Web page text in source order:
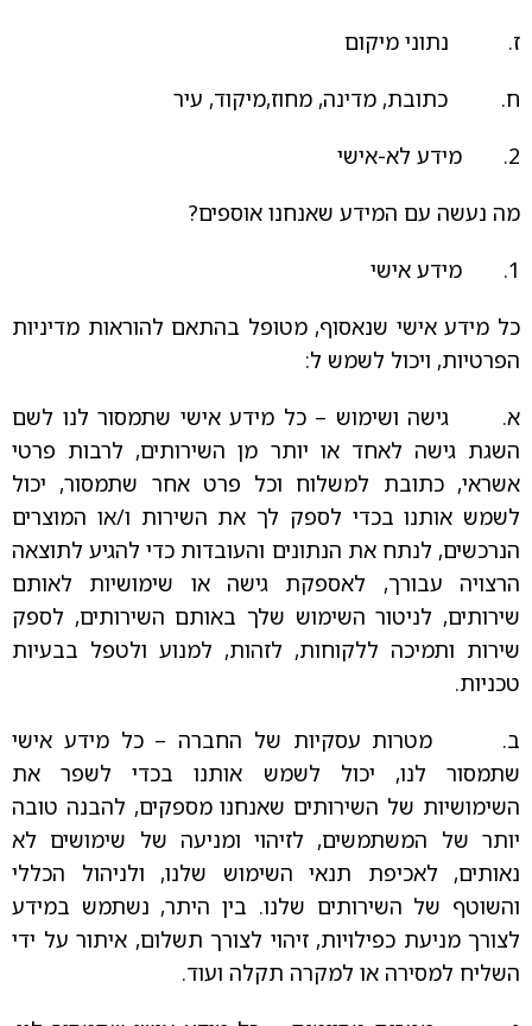
ז. נתוני מיקום
ח. כתובת, מדינה, מחוז,מיקוד, עיר
2. מידע לא-אישי
מה נעשה עם המידע שאנחנו אוספים?
1. מידע אישי
כל מידע אישי שנאסוף, מטופל בהתאם להוראות מדיניות
הפרטיות, ויכול לשמש ל:
א. גישה ושימוש – כל מידע אישי שתמסור לנו לשם
השגת גישה לאחד או יותר מן השירותים, לרבות פרטי
אשראי, כתובת למשלוח וכל פרט אחר שתמסור, יכול
לשמש אותנו בכדי לספק לך את השירות ו/או המוצרים
הנרכשים, לנתח את הנתונים והעובדות כדי להגיע לתוצאה
הרצויה עבורך, לאספקת גישה או שימושיות לאותם
שירותים, לניטור השימוש שלך באותם השירותים, לספק
שירות ותמיכה ללקוחות, לזהות, למנוע ולטפל בבעיות
טכניות.
ב. מטרות עסקיות של החברה – כל מידע אישי
שתמסור לנו, יכול לשמש אותנו בכדי לשפר את
השימושיות של השירותים שאנחנו מספקים, להבנה טובה
יותר של המשתמשים, לזיהוי ומניעה של שימושים לא
נאותים, לאכיפת תנאי השימוש שלנו, ולניהול הכללי
והשוטף של השירותים שלנו. בין היתר, נשתמש במידע
לצורך מניעת כפילויות, זיהוי לצורך תשלום, איתור על ידי
השליח למסירה או למקרה תקלה ועוד.